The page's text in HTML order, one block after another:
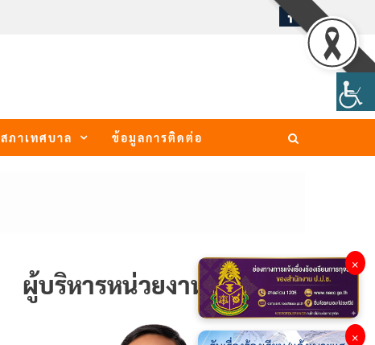
สภาเทศบาล ข้อมูลการติดต่อ
ผู้บริหารหน่วยงาน
×
×